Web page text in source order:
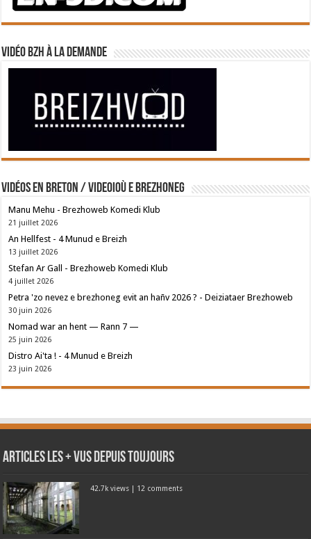
Vidéo BZH à la demande
Vidéos en breton / Videoioù e brezhoneg
Manu Mehu - Brezhoweb Komedi Klub
21 juillet 2026
An Hellfest - 4 Munud e Breizh
13 juillet 2026
Stefan Ar Gall - Brezhoweb Komedi Klub
4 juillet 2026
Petra 'zo nevez e brezhoneg evit an hañv 2026 ? - Deiziataer Brezhoweb
30 juin 2026
Nomad war an hent — Rann 7 —
25 juin 2026
Distro Ai'ta ! - 4 Munud e Breizh
23 juin 2026
Articles les + vus depuis toujours
42.7k views | 12 comments